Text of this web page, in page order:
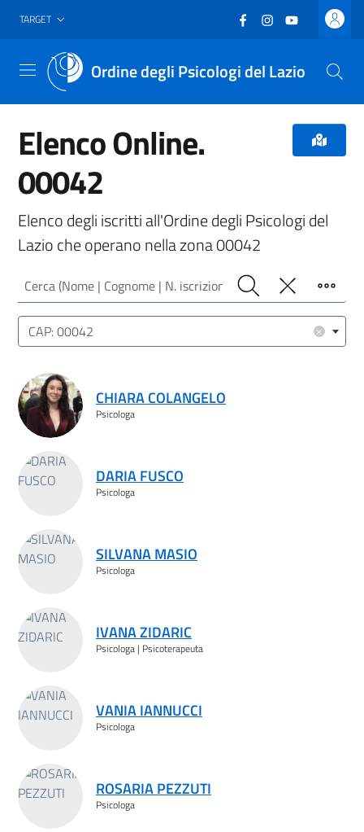
Vai al header
Vai al contenuto principale
Vai al footer
TARGET Facebook
(nuova scheda -
Instagram
(nuova scheda
YouTube
(nuova
Ordine degli Psicologi del Lazio
Menu
Elenco Online.
00042
Elenco degli iscritti all'Ordine degli Psicologi del
Lazio che operano nella zona 00042
Cerca (Nome | Cognome | N. iscrizione)
Cerca PulisciFiltro
Luogo (CAP | Comune | Provincia)
×
CAP: 00042
Risultati ricerca
CHIARA COLANGELO
Psicologa
DARIA FUSCO
Psicologa
SILVANA MASIO
Psicologa
IVANA ZIDARIC
Psicologa | Psicoterapeuta
VANIA IANNUCCI
Psicologa
ROSARIA PEZZUTI
Psicologa